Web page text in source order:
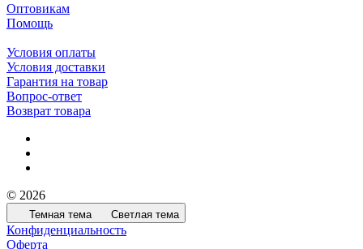
Оптовикам
Помощь
Условия оплаты
Условия доставки
Гарантия на товар
Вопрос-ответ
Возврат товара
© 2026
Темная тема Светлая тема
Конфиденциальность
Оферта